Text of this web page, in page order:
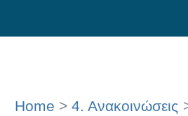
to
Home 4. Ανακοινώσεις